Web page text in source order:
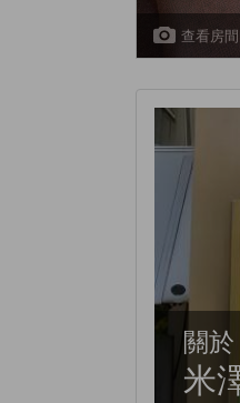
查看房
關於
米